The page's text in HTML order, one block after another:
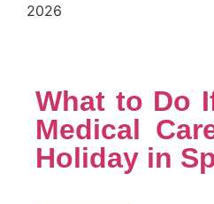
2026
What to Do
Medical
Holiday in